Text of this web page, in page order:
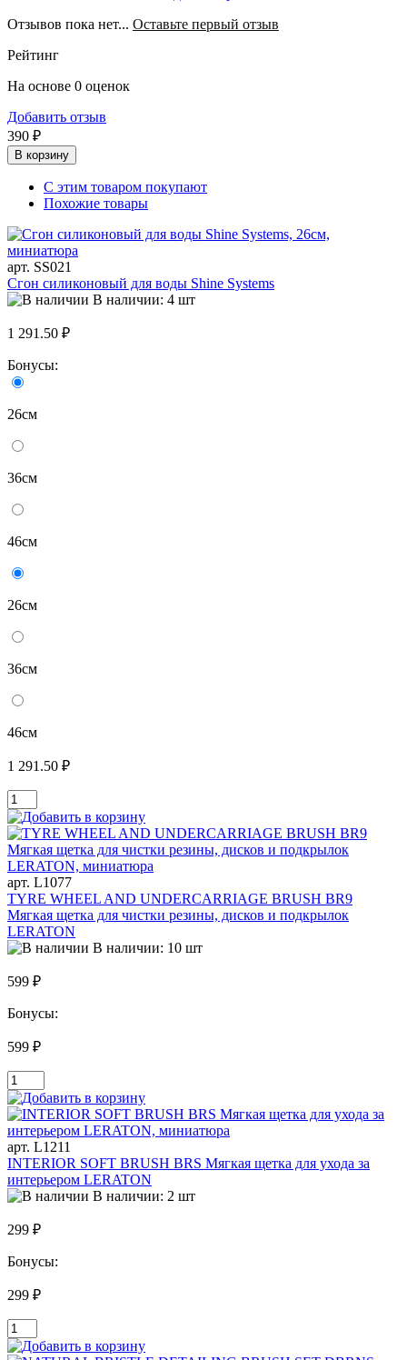
Отзывов пока нет... Оставьте первый отзыв
Рейтинг
На основе 0 оценок
Добавить отзыв
390 ₽
В корзину
С этим товаром покупают
Похожие товары
арт. SS021
Сгон силиконовый для воды Shine Systems
В наличии: 4 шт
1 291.50 ₽
Бонусы:
26см
36см
46см
26см
36см
46см
1 291.50 ₽
арт. L1077
TYRE WHEEL AND UNDERCARRIAGE BRUSH BR9
Мягкая щетка для чистки резины, дисков и подкрылок
LERATON
В наличии: 10 шт
599 ₽
Бонусы:
599 ₽
арт. L1211
INTERIOR SOFT BRUSH BRS Мягкая щетка для ухода за
интерьером LERATON
В наличии: 2 шт
299 ₽
Бонусы:
299 ₽